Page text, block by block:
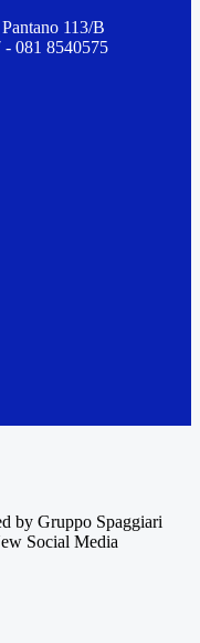
113/B
081 8540575
by Gruppo Spaggiari
Social Media